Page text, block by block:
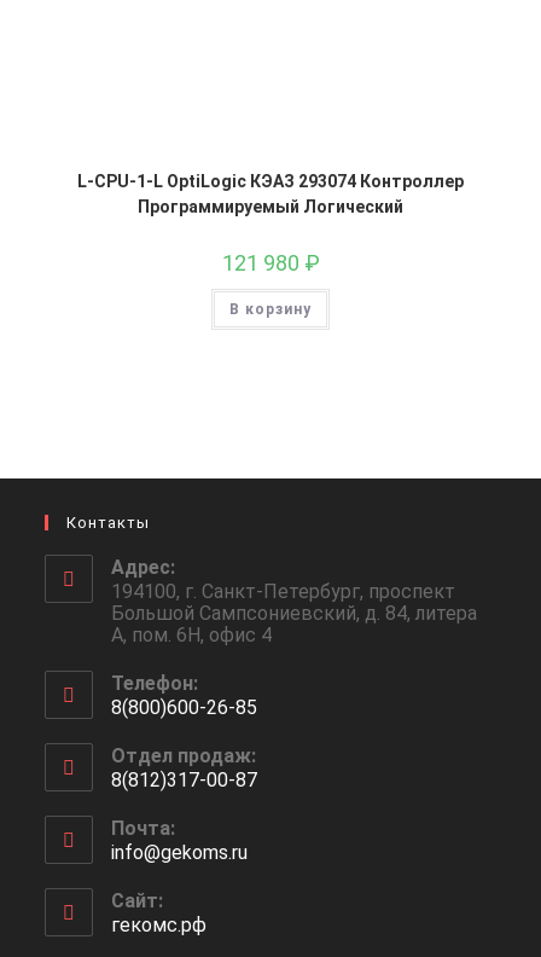
L-CPU-1-L OptiLogic КЭАЗ 293074 Контроллер
Программируемый Логический
121 980 ₽
В корзину
Контакты
Адрес:
194100, г. Санкт-Петербург, проспект
Большой Сампсониевский, д. 84, литера
А, пом. 6Н, офис 4
Телефон:
8(800)600-26-85
в
вашем
приложении
Отдел продаж:
8(812)317-00-87
в
вашем
приложении
Почта:
info@gekoms.ruОткроется
Сайт:
гекомс.рф